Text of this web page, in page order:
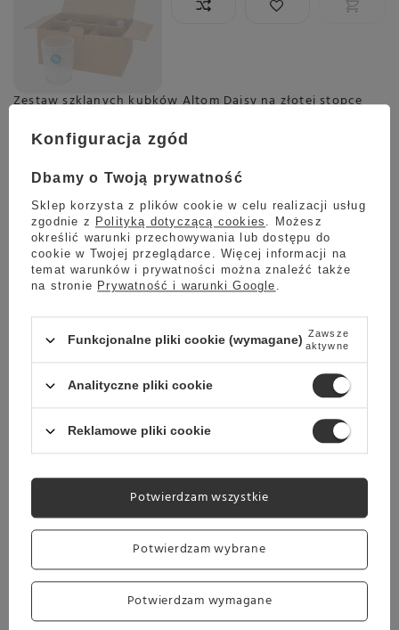
Zestaw szklanych kubków Altom Daisy na złotej stopce
Wysyłkajeszcze dzisiaj
Towar dostępny w magazynie
Darmowa dostawa
Sprawdź cennik
Zestaw szklanych kubków Altom Lili na złotej stopce
430ml - 6 szt.
74,99 zł
Darmowa dostawa
Sprawdź cennik
Zestaw szklanych kubków Altom Karen 450ml - 6szt.
44,99 zł
Konfiguracja zgód
Dbamy o Twoją prywatność
Sklep korzysta z plików cookie w celu realizacji usług
zgodnie z Polityką dotyczącą cookies . Możesz
określić warunki przechowywania lub dostępu do
cookie w Twojej przeglądarce. Więcej informacji na
temat warunków i prywatności można znaleźć także
na stronie Prywatność i warunki Google .
Funkcjonalne pliki cookie (wymagane) Zawsze
aktywne
Analityczne pliki cookie
Reklamowe pliki cookie
Potwierdzam wybrane
Potwierdzam wymagane
Potwierdzam wszystkie